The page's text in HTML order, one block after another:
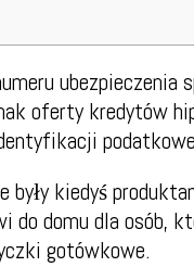
ubezpieczenia
oferty kredytów
były kiedyś
do domu dla osób,
gotówkowe.